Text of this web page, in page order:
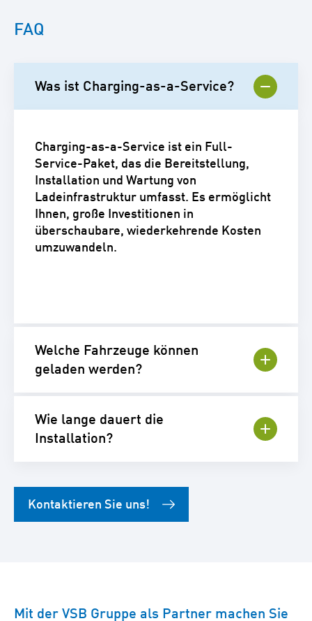
FAQ
Was ist Charging-as-a-Service?
Charging-as-a-Service ist ein Full-
Service-Paket, das die Bereitstellung,
Installation und Wartung von
Ladeinfrastruktur umfasst. Es ermöglicht
Ihnen, große Investitionen in
überschaubare, wiederkehrende Kosten
umzuwandeln.
Welche Fahrzeuge können
geladen werden?
Wie lange dauert die
Installation?
Kontaktieren Sie uns!
Mit der VSB Gruppe als Partner machen Sie